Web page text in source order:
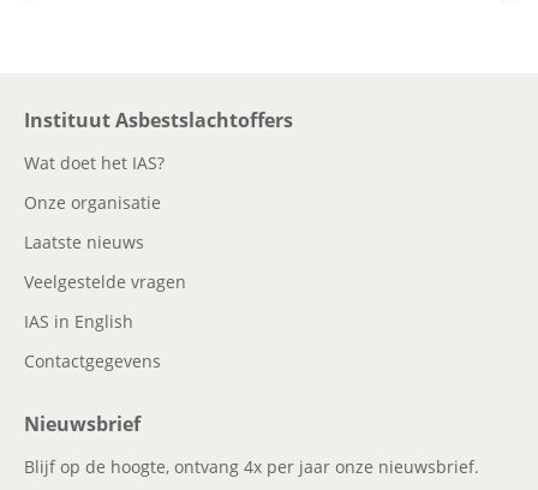
Instituut Asbestslachtoffers
Wat doet het IAS?
Onze organisatie
Laatste nieuws
Veelgestelde vragen
IAS in English
Contactgegevens
Nieuwsbrief
Blijf op de hoogte, ontvang 4x per jaar onze nieuwsbrief.